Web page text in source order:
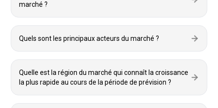
marché ?
Quels sont les principaux acteurs du marché ?
Quelle est la région du marché qui connaît la croissance
la plus rapide au cours de la période de prévision ?